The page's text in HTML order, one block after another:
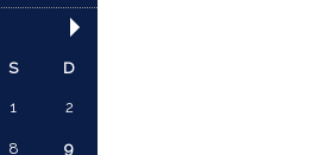
S D
1 2
8 9